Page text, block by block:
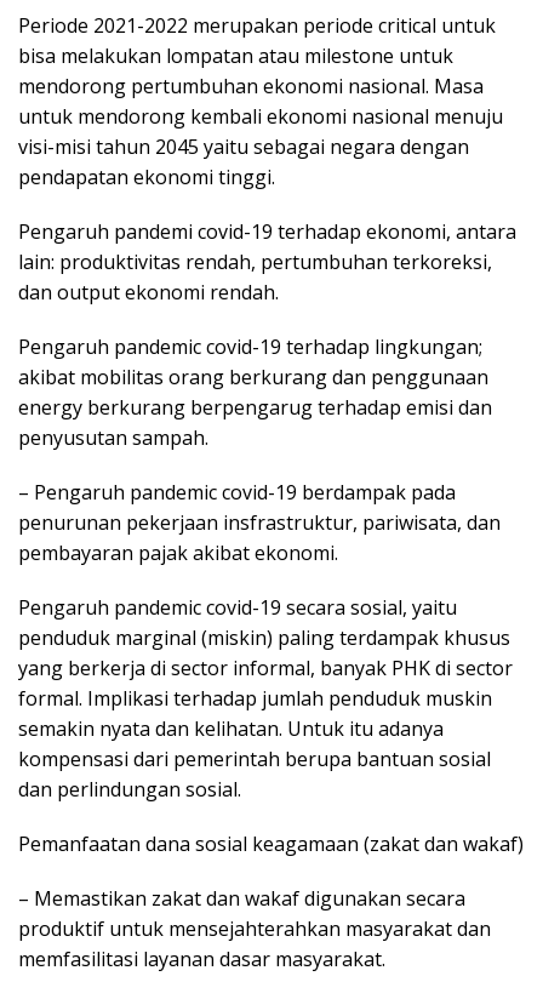
Periode 2021-2022 merupakan periode critical untuk
bisa melakukan lompatan atau milestone untuk
mendorong pertumbuhan ekonomi nasional. Masa
untuk mendorong kembali ekonomi nasional menuju
visi-misi tahun 2045 yaitu sebagai negara dengan
pendapatan ekonomi tinggi.
Pengaruh pandemi covid-19 terhadap ekonomi, antara
lain: produktivitas rendah, pertumbuhan terkoreksi,
dan output ekonomi rendah.
Pengaruh pandemic covid-19 terhadap lingkungan;
akibat mobilitas orang berkurang dan penggunaan
energy berkurang berpengarug terhadap emisi dan
penyusutan sampah.
– Pengaruh pandemic covid-19 berdampak pada
penurunan pekerjaan insfrastruktur, pariwisata, dan
pembayaran pajak akibat ekonomi.
Pengaruh pandemic covid-19 secara sosial, yaitu
penduduk marginal (miskin) paling terdampak khusus
yang berkerja di sector informal, banyak PHK di sector
formal. Implikasi terhadap jumlah penduduk muskin
semakin nyata dan kelihatan. Untuk itu adanya
kompensasi dari pemerintah berupa bantuan sosial
dan perlindungan sosial.
Pemanfaatan dana sosial keagamaan (zakat dan wakaf)
– Memastikan zakat dan wakaf digunakan secara
produktif untuk mensejahterahkan masyarakat dan
memfasilitasi layanan dasar masyarakat.